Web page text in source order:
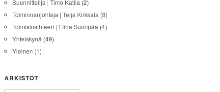
Suunnittelija | Timo Katila (2)
Toiminnanjohtaja | Teija Kirkkala (8)
Toimistosihteeri | Elina Suonpää (4)
Yhteiskynä (49)
Yleinen (1)
ARKISTOT